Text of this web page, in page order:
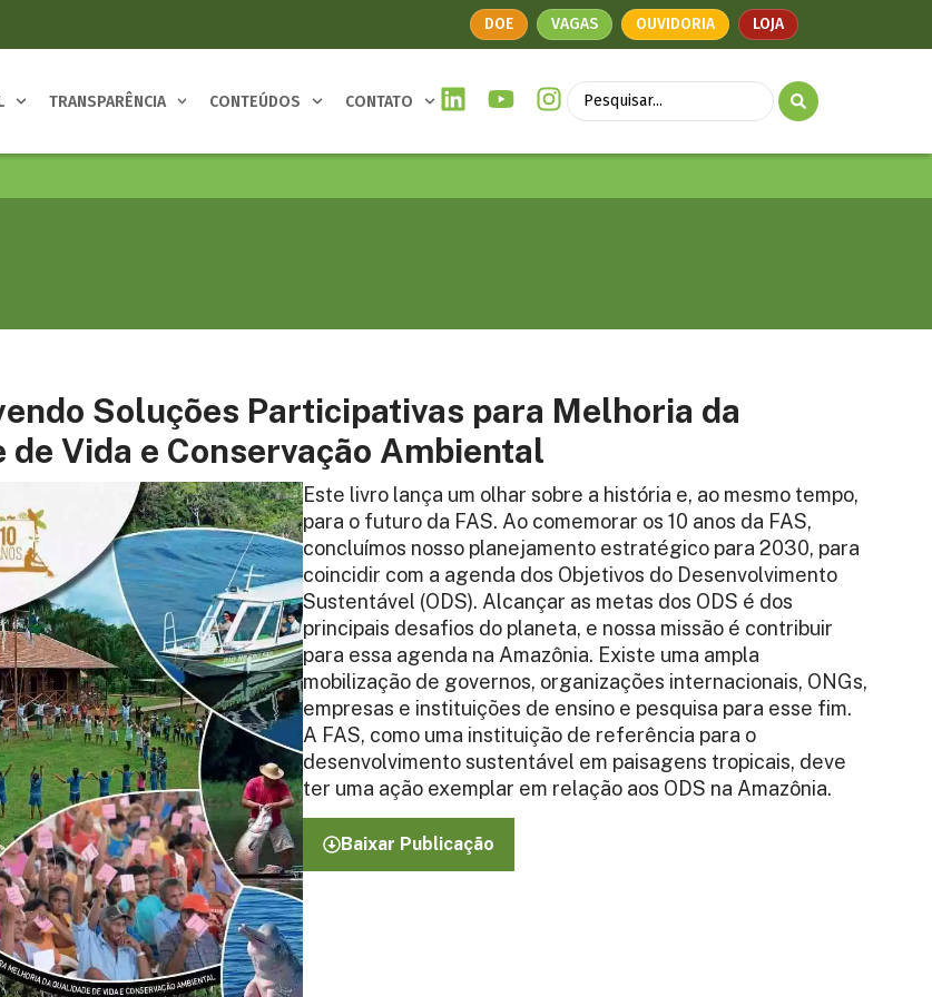
DOE VAGAS OUVIDORIA LOJA
TRANSPARÊNCIA CONTEÚDOS CONTATO
Soluções Participativas para Melhoria da
de Vida e Conservação Ambiental
Este livro lança um olhar sobre a história e, ao mesmo tempo,
para o futuro da FAS. Ao comemorar os 10 anos da FAS,
concluímos nosso planejamento estratégico para 2030, para
coincidir com a agenda dos Objetivos do Desenvolvimento
Sustentável (ODS). Alcançar as metas dos ODS é dos
principais desafios do planeta, e nossa missão é contribuir
para essa agenda na Amazônia. Existe uma ampla
mobilização de governos, organizações internacionais, ONGs,
empresas e instituições de ensino e pesquisa para esse fim.
A FAS, como uma instituição de referência para o
desenvolvimento sustentável em paisagens tropicais, deve
ter uma ação exemplar em relação aos ODS na Amazônia.
Baixar Publicação